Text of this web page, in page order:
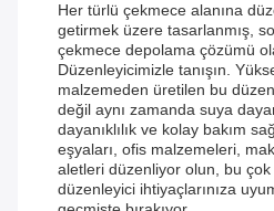
Her türlü çekmece alanına
getirmek üzere tasarlanmış,
çekmece depolama çözümü
Düzenleyicimizle tanışın.
malzemeden üretilen bu
değil aynı zamanda suya
dayanıklılık ve kolay bakım
eşyaları, ofis malzemeleri,
aletleri düzenliyor olun, bu
düzenleyici ihtiyaçlarınıza